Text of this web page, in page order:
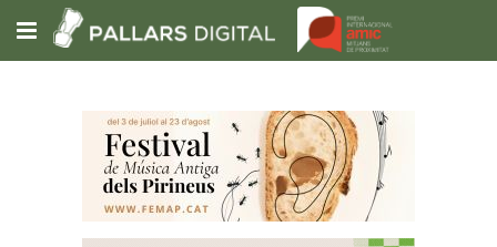
Subscriu-t'hi
Portada